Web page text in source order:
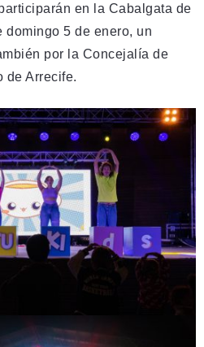
en la Cabalgata de
domingo 5 de enero, un
por la Concejalía de
de Arrecife.